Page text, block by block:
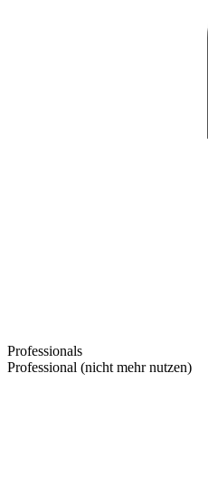
Professionals
Professional (nicht mehr nutzen)